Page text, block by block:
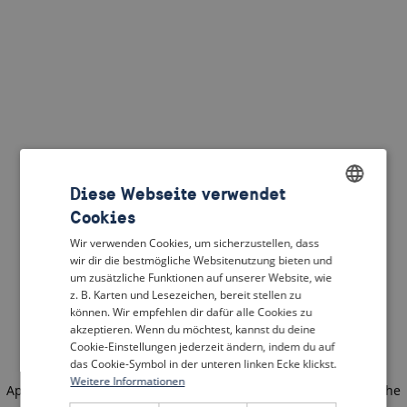
Application error: a client-side exception has occurred
(see the
DUTCH
FRENCH
GERMAN
Diese Webseite verwendet
Cookies
Wir verwenden Cookies, um sicherzustellen, dass
wir dir die bestmögliche Websitenutzung bieten und
um zusätzliche Funktionen auf unserer Website, wie
z. B. Karten und Lesezeichen, bereit stellen zu
können. Wir empfehlen dir dafür alle Cookies zu
akzeptieren. Wenn du möchtest, kannst du deine
Cookie-Einstellungen jederzeit ändern, indem du auf
das Cookie-Symbol in der unteren linken Ecke klickst.
Weitere Informationen